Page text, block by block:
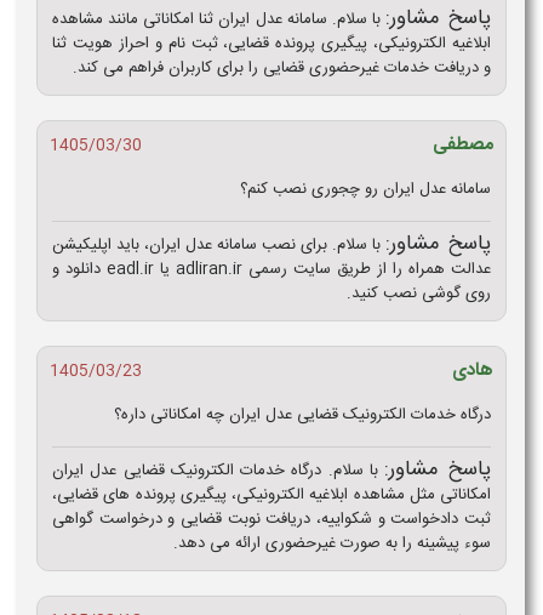
پاسخ مشاور: با سلام. سامانه عدل ایران ثنا امکاناتی مانند مشاهده
ابلاغیه الکترونیکی، پیگیری پرونده قضایی، ثبت نام و احراز هویت ثنا
و دریافت خدمات غیرحضوری قضایی را برای کاربران فراهم می کند.
مصطفی
1405/03/30
سامانه عدل ایران رو چجوری نصب کنم؟
پاسخ مشاور: با سلام. برای نصب سامانه عدل ایران، باید اپلیکیشن
عدالت همراه را از طریق سایت رسمی adliran.ir یا eadl.ir دانلود و
روی گوشی نصب کنید.
هادی
1405/03/23
درگاه خدمات الکترونیک قضایی عدل ایران چه امکاناتی داره؟
پاسخ مشاور: با سلام. درگاه خدمات الکترونیک قضایی عدل ایران
امکاناتی مثل مشاهده ابلاغیه الکترونیکی، پیگیری پرونده‌ های قضایی،
ثبت دادخواست و شکواییه، دریافت نوبت قضایی و درخواست گواهی
سوء پیشینه را به صورت غیرحضوری ارائه می‌ دهد.